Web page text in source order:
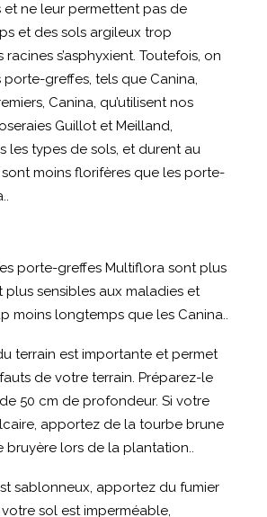
et ne leur permettent pas de
et des sols argileux trop
s’asphyxient. Toutefois, on
greffes, tels que Canina,
Canina, qu’utilisent nos
Guillot et Meilland,
les types de sols, et durent au
sont moins florifères que les porte-
porte-greffes Multiflora sont plus
plus sensibles aux maladies et
moins longtemps que les Canina..
terrain est importante et permet
de votre terrain. Préparez-le
50 cm de profondeur. Si votre
apportez de la tourbe brune
bruyère lors de la plantation..
sablonneux, apportez du fumier
votre sol est imperméable,